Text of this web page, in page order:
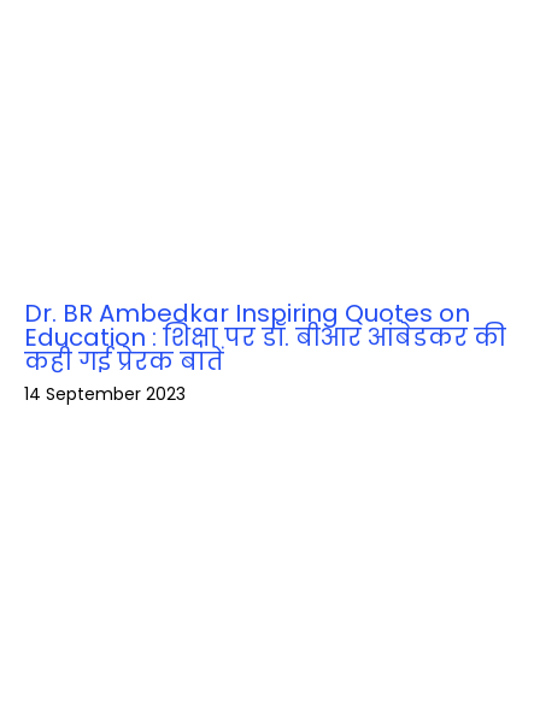
Dr. BR Ambedkar Inspiring Quotes on
Education : शिक्षा पर डॉ. बीआर आंबेडकर की
कही गई प्रेरक बातें
14 September 2023